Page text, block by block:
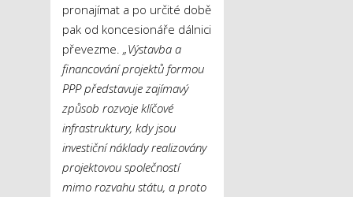
pronajímat a po určité době
pak od koncesionáře dálnici
převezme. „Výstavba a
financování projektů formou
PPP představuje zajímavý
způsob rozvoje klíčové
infrastruktury, kdy jsou
investiční náklady realizovány
projektovou společností
mimo rozvahu státu, a proto